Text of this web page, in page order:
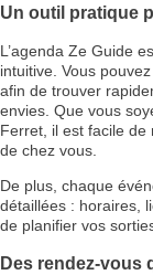
Un outil pratique
L’agenda Ze Guide
intuitive. Vous
afin de trouver
envies. Que vous
Ferret, il est facile
de chez vous.
De plus, chaque
détaillées : horaires,
de planifier vos
Des rendez-vous